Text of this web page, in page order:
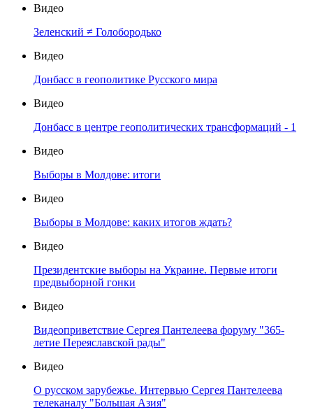
Видео
Зеленский ≠ Голобородько
Видео
Донбасс в геополитике Русского мира
Видео
Донбасс в центре геополитических трансформаций - 1
Видео
Выборы в Молдове: итоги
Видео
Выборы в Молдове: каких итогов ждать?
Видео
Президентские выборы на Украине. Первые итоги
предвыборной гонки
Видео
Видеоприветствие Сергея Пантелеева форуму "365-
летие Переяславской рады"
Видео
О русском зарубежье. Интервью Сергея Пантелеева
телеканалу "Большая Азия"